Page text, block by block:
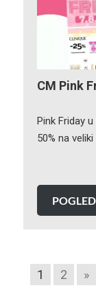
CM Pink
Pink Friday
50% na
1 2
»